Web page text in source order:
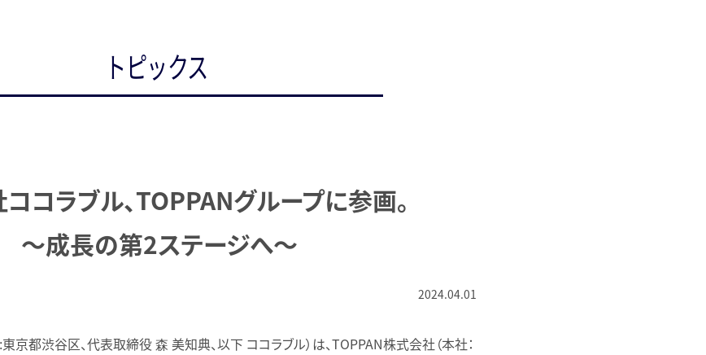
トピックス
コラブル、TOPPANグループに参画。
〜成長の第2ステージへ～
2024.04.01
京都渋谷区、代表取締役 森 美知典、以下 ココラブル）は、TOPPAN株式会社（本社：